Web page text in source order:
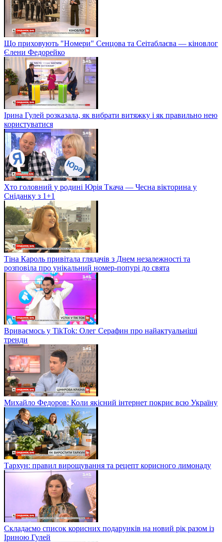
Що приховують "Номери" Сенцова та Сеітаблаєва — кіновлог
Єлени Федорейко
Ірина Гулей розказала, як вибрати витяжку і як правильно нею
користуватися
Хто головний у родині Юрія Ткача — Чесна вікторина у
Сніданку з 1+1
Тіна Кароль привітала глядачів з Днем незалежності та
розповіла про унікальний номер-попурі до свята
Вриваємось у TikTok: Олег Серафин про найактуальніші
тренди
Михайло Федоров: Коли якісний інтернет покриє всю Україну
Тархун: правил вирощування та рецепт корисного лимонаду
Складаємо список корисних подарунків на новий рік разом із
Іриною Гулей